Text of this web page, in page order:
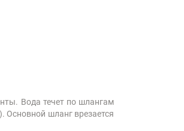
Вода течет по шлангам
Основной шланг врезается